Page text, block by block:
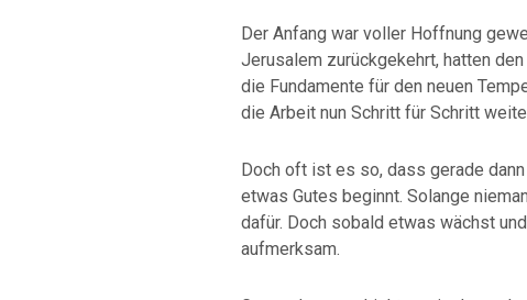
Der Anfang war voller Hoffnung
Jerusalem zurückgekehrt, hatten
die Fundamente für den neuen
die Arbeit nun Schritt für Schritt
Doch oft ist es so, dass gerade
etwas Gutes beginnt. Solange
dafür. Doch sobald etwas wächst
aufmerksam.